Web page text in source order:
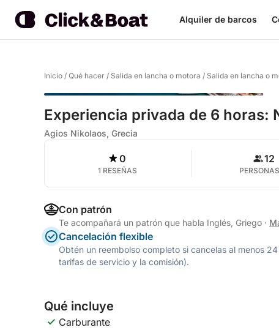
Alquiler de barcos
Inicio / Qué hacer / Salida en lancha o motora / Salida en lancha o
Experiencia privada de 6 horas:
Agios Nikolaos, Grecia
0
1 RESEÑAS
12
PERSONAS
Con patrón
Te acompañará un patrón que habla Inglés, Griego ·
Cancelación flexible
Obtén un reembolso completo si cancelas al menos
tarifas de servicio y la comisión).
Qué incluye
Carburante